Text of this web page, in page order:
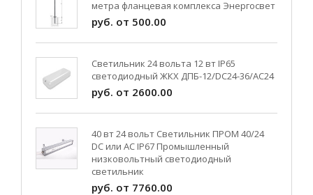
метра фланцевая комплекса Энергосвет
руб. от 500.00
Светильник 24 вольта 12 вт IP65
светодиодный ЖКХ ДПБ-12/DC24-36/АС24
руб. от 2600.00
40 вт 24 вольт Светильник ПРОМ 40/24
DC или AC IP67 Промышленный
низковольтный светодиодный
светильник
руб. от 7760.00